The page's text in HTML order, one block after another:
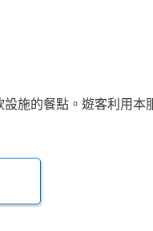
施的餐點。遊客利用本